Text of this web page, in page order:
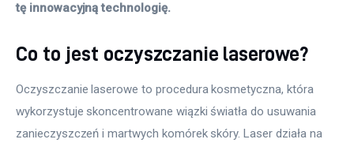
tę innowacyjną technologię.
Co to jest oczyszczanie laserowe?
Oczyszczanie laserowe to procedura kosmetyczna, która
wykorzystuje skoncentrowane wiązki światła do usuwania
zanieczyszczeń i martwych komórek skóry. Laser działa na